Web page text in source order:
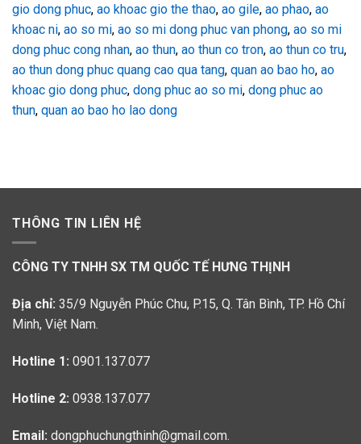
gio dong phuc, ao khoac gio the thao, ao gile, ao phao, ao
khoac ni, ao so mi, ao so mi dong phuc van phong, ao so mi
dong phuc cong nhan, ao thun, ao thun co tron, ao thun co tru,
ao thun dong phuc quang cao qua tang, quan ao bao ho, ao
khoac gio dong phuc, dong phuc ao so mi, dong phuc ao
thun, quan ao bao ho lao dong
THÔNG TIN LIÊN HỆ
CÔNG TY TNHH SX TM QUỐC TẾ HƯNG THỊNH
Địa chỉ: 35/9 Nguyễn Phúc Chu, P.15, Q. Tân Bình, TP. Hồ Chí
Minh, Việt Nam.
Hotline 1: 0901.137.077
Hotline 2: 0938.137.077
Email: dongphuchungthinh@gmail.com.